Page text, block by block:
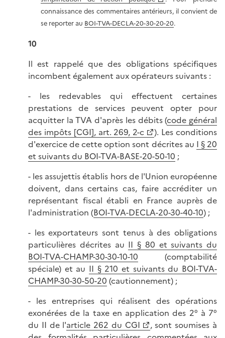
connaissance des commentaires antérieurs, il convient de
se reporter au BOI-TVA-DECLA-20-30-20-20.
10
Il est rappelé que des obligations spécifiques
incombent également aux opérateurs suivants :
- les redevables qui effectuent certaines
prestations de services peuvent opter pour
acquitter la TVA d'après les débits (code général
des impôts [CGI], art. 269, 2-c
). Les conditions
d'exercice de cette option sont décrites au I § 20
et suivants du BOI-TVA-BASE-20-50-10 ;
- les assujettis établis hors de l'Union européenne
doivent, dans certains cas, faire accréditer un
représentant fiscal établi en France auprès de
l'administration (BOI-TVA-DECLA-20-30-40-10) ;
- les exportateurs sont tenus à des obligations
particulières décrites au II § 80 et suivants du
BOI-TVA-CHAMP-30-30-10-10 (comptabilité
spéciale) et au II § 210 et suivants du BOI-TVA-
CHAMP-30-30-50-20 (cautionnement) ;
- les entreprises qui réalisent des opérations
exonérées de la taxe en application des 2° à 7°
du II de l'article 262 du CGI
, sont soumises à